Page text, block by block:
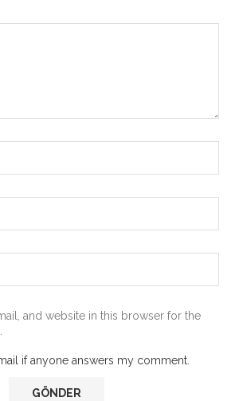
and website in this browser for the
if anyone answers my comment.